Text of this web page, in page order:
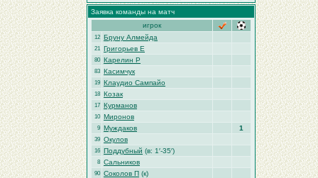
Заявка команды на матч
игрок
12 Бруну Алмейда
21 Григорьев Е
80 Карелин Р
83 Касимчук
19 Клаудио Сампайо
18 Козак
17 Курманов
10 Миронов
9 Муждаков 1
39 Окулов
16 Поддубный (в: 1′-35′)
8 Сальников
90 Соколов П (к)